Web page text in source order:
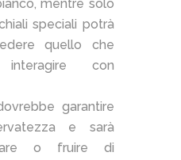
mentre solo
speciali potrà
quello che
con
garantire
e sarà
o fruire di